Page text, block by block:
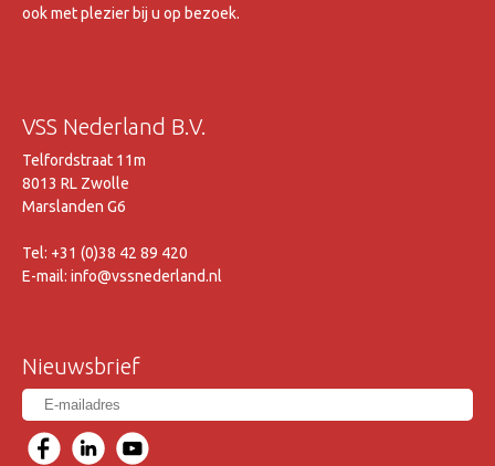
ook met plezier bij u op bezoek.
VSS Nederland B.V.
Telfordstraat 11m
8013 RL Zwolle
Marslanden G6
Tel: +31 (0)38 42 89 420
E-mail: info@vssnederland.nl
Nieuwsbrief